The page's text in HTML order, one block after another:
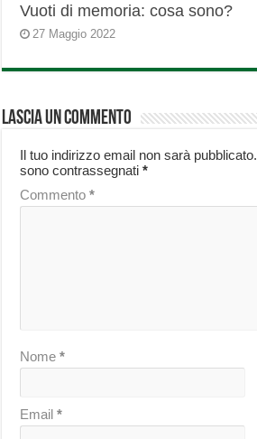
Vuoti di memoria: cosa sono?
27 Maggio 2022
Lascia un commento
Il tuo indirizzo email non sarà pubblicato.
sono contrassegnati*
Commento*
Nome*
Email*